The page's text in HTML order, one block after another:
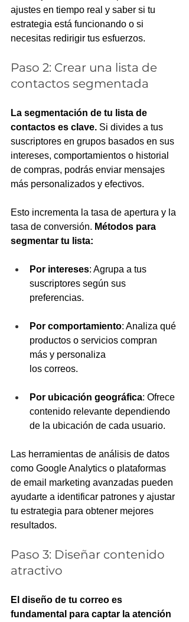
ajustes en tiempo real y saber si tu
estrategia está funcionando o si
necesitas redirigir tus esfuerzos.
Paso 2: Crear una lista de
contactos segmentada
La segmentación de tu lista de
contactos es clave. Si divides a tus
suscriptores en grupos basados en sus
intereses, comportamientos o historial
de compras, podrás enviar mensajes
más personalizados y efectivos.
Esto incrementa la tasa de apertura y la
tasa de conversión. Métodos para
segmentar tu lista:
Por intereses: Agrupa a tus
suscriptores según sus
preferencias.
Por comportamiento: Analiza qué
productos o servicios compran
más y personaliza
los correos.
Por ubicación geográfica: Ofrece
contenido relevante dependiendo
de la ubicación de cada usuario.
Las herramientas de análisis de datos
como Google Analytics o plataformas
de email marketing avanzadas pueden
ayudarte a identificar patrones y ajustar
tu estrategia para obtener mejores
resultados.
Paso 3: Diseñar contenido
atractivo
El diseño de tu correo es
fundamental para captar la atención